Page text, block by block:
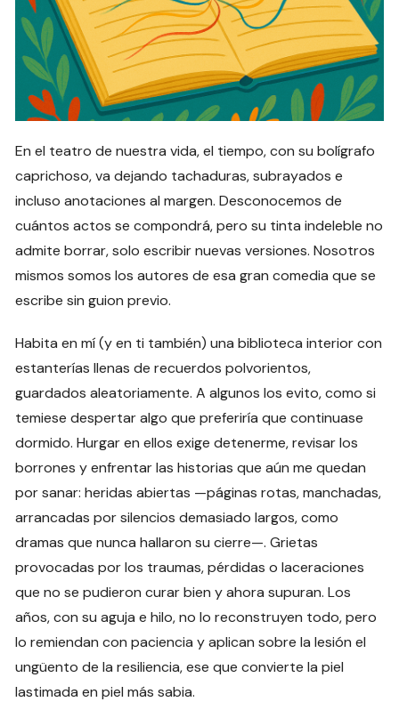
En el teatro de nuestra vida, el tiempo, con su bolígrafo
caprichoso, va dejando tachaduras, subrayados e
incluso anotaciones al margen. Desconocemos de
cuántos actos se compondrá, pero su tinta indeleble no
admite borrar, solo escribir nuevas versiones. Nosotros
mismos somos los autores de esa gran comedia que se
escribe sin guion previo.
Habita en mí (y en ti también) una biblioteca interior con
estanterías llenas de recuerdos polvorientos,
guardados aleatoriamente. A algunos los evito, como si
temiese despertar algo que preferiría que continuase
dormido. Hurgar en ellos exige detenerme, revisar los
borrones y enfrentar las historias que aún me quedan
por sanar: heridas abiertas —páginas rotas, manchadas,
arrancadas por silencios demasiado largos, como
dramas que nunca hallaron su cierre—. Grietas
provocadas por los traumas, pérdidas o laceraciones
que no se pudieron curar bien y ahora supuran. Los
años, con su aguja e hilo, no lo reconstruyen todo, pero
lo remiendan con paciencia y aplican sobre la lesión el
ungüento de la resiliencia, ese que convierte la piel
lastimada en piel más sabia.